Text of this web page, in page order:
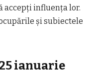
accepți influența lor.
și subiectele
ianuarie